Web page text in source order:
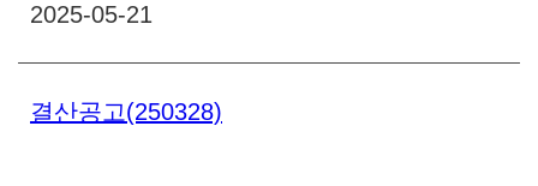
2025-05-21
결산공고(250328)